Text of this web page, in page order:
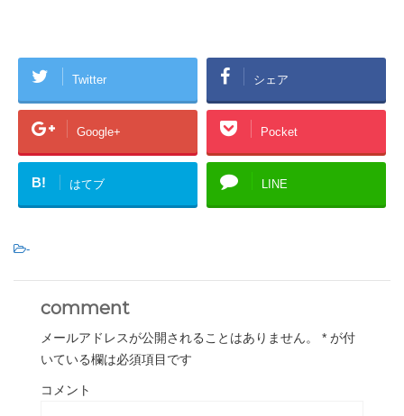
Twitter シェア
Google+ Pocket
B! はてブ LINE
-
comment
メールアドレスが公開されることはありません。 * が付
いている欄は必須項目です
コメント